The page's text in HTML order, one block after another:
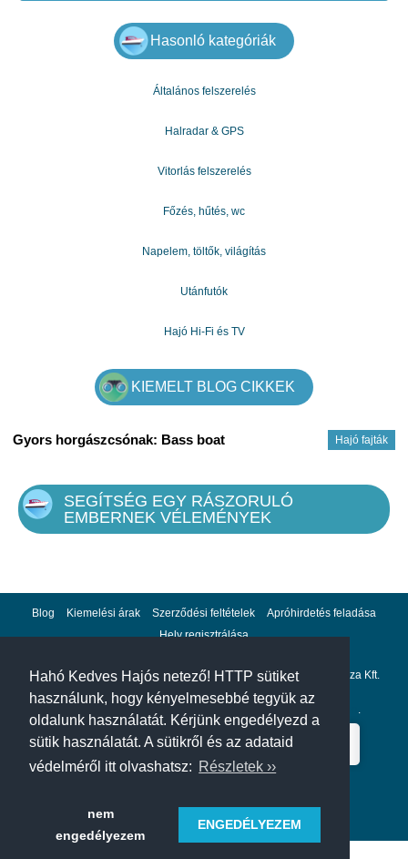
Hahó Kedves Hajós netező! HTTP sütiket
használunk, hogy kényelmesebbé tegyük az
oldalunk használatát. Kérjünk engedélyezd a
sütik használatát. A sütikről és az adataid
védelméről itt olvashatsz: Részletek ››
nem
engedélyezem
ENGEDÉLYEZEM
ütemezésekre vonatkozóan, és készséggel állok
rendelkezésére. Végül a jobb megértés érdekében forduljon
hozzám: tamasbokor469@gmail.com
Hasonló kategóriák
Általános felszerelés
Halradar & GPS
Vitorlás felszerelés
Főzés, hűtés, wc
Napelem, töltők, világítás
Utánfutók
Hajó Hi-Fi és TV
KIEMELT BLOG CIKKEK
Hajó fajták
Gyors horgászcsónak: Bass boat
SEGÍTSÉG EGY RÁSZORULÓ
EMBERNEK VÉLEMÉNYEK
Blog Kiemelési árak Szerződési feltételek
Apróhirdetés feladása
Hely regisztrálása
Adatvédelem Impresszum A hahohajo.hu kiadója a GlobalPlaza Kft.
A hahohajo.hu online bankkártyás fizetési partnere az .